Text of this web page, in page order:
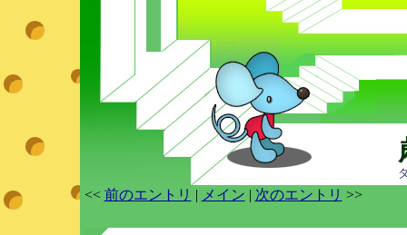
<< 前のエントリ | メイン | 次のエントリ >>